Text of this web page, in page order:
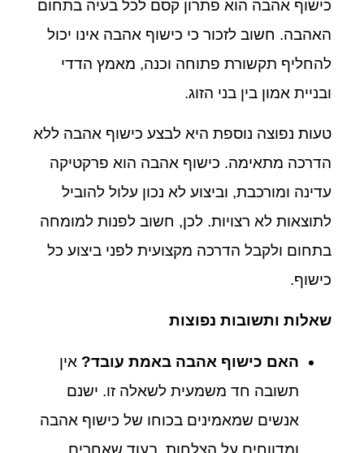
כישוף אהבה הוא פתרון קסם לכל בעיה בתחום
האהבה. חשוב לזכור כי כישוף אהבה אינו יכול
להחליף תקשורת פתוחה וכנה, מאמץ הדדי
ובניית אמון בין בני הזוג.
טעות נפוצה נוספת היא לבצע כישוף אהבה ללא
הדרכה מתאימה. כישוף אהבה הוא פרקטיקה
עדינה ומורכבת, וביצוע לא נכון עלול להוביל
לתוצאות לא רצויות. לכן, חשוב לפנות למומחה
בתחום ולקבל הדרכה מקצועית לפני ביצוע כל
כישוף.
שאלות ותשובות נפוצות
האם כישוף אהבה באמת עובד? אין
תשובה חד משמעית לשאלה זו. ישנם
אנשים שמאמינים בכוחו של כישוף אהבה
ומדווחים על הצלחות, בעוד שאחרים